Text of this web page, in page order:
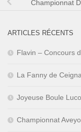
Championnat
ARTICLES RÉCENTS
Flavin – Concours
La Fanny de
Joyeuse Boule
Championnat